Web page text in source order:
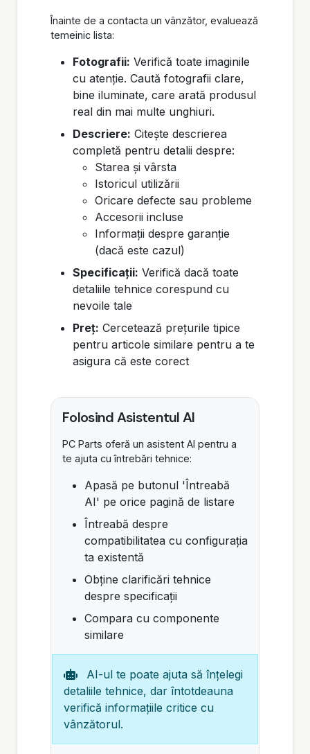
Înainte de a contacta un vânzător, evaluează
temeinic lista:
Fotografii: Verifică toate imaginile
cu atenție. Caută fotografii clare,
bine iluminate, care arată produsul
real din mai multe unghiuri.
Descriere: Citește descrierea
completă pentru detalii despre:
Starea și vârsta
Istoricul utilizării
Oricare defecte sau probleme
Accesorii incluse
Informații despre garanție
(dacă este cazul)
Specificații: Verifică dacă toate
detaliile tehnice corespund cu
nevoile tale
Preț: Cercetează prețurile tipice
pentru articole similare pentru a te
asigura că este corect
Folosind Asistentul AI
PC Parts oferă un asistent AI pentru a
te ajuta cu întrebări tehnice:
Apasă pe butonul 'Întreabă
AI' pe orice pagină de listare
Întreabă despre
compatibilitatea cu configurația
ta existentă
Obține clarificări tehnice
despre specificații
Compara cu componente
similare
AI-ul te poate ajuta să înțelegi
detaliile tehnice, dar întotdeauna
verifică informațiile critice cu
vânzătorul.